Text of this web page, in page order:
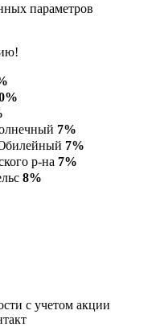
параметров
7%
7%
р-на 7%
8%
с учетом акции